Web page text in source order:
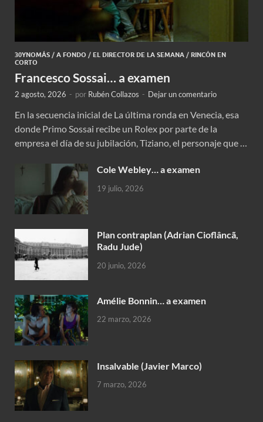
30YNOMÁS / A FONDO / EL DIRECTOR DE LA SEMANA / RINCÓN EN
CORTO
Francesco Sossai… a examen
2 agosto, 2026 - por Rubén Collazos - Dejar un comentario
En la secuencia inicial de La última ronda en Venecia, esa
donde Primo Sossai recibe un Rolex por parte de la
empresa el día de su jubilación, Tiziano, el personaje que …
Cole Webley… a examen
19 julio, 2026
Plan contraplan (Adrian Cioflâncã,
Radu Jude)
20 junio, 2026
Amélie Bonnin… a examen
22 marzo, 2026
Insalvable (Javier Marco)
7 marzo, 2026